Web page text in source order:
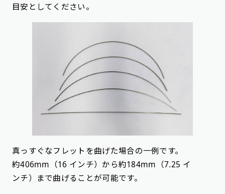
目安としてください。
真っすぐなフレットを曲げた場合の一例です。
約406mm（16 インチ）から約184mm（7.25 イ
ンチ）まで曲げることが可能です。